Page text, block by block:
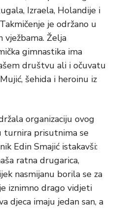
Izraela, Holandije i
je održano u
Želja
gimnastika ima
društvu ali i očuvatu
šehida i heroinu iz
organizaciju ovog
turnira prisutnima se
Edin Smajić istakavši:
ratna drugarica,
nasmijanu borila se za
iznimno drago vidjeti
djeca imaju jedan san, a